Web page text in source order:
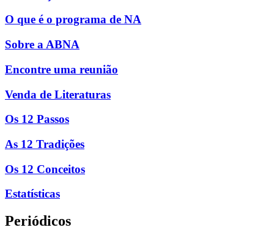
O que é o programa de NA
Sobre a ABNA
Encontre uma reunião
Venda de Literaturas
Os 12 Passos
As 12 Tradições
Os 12 Conceitos
Estatísticas
Periódicos